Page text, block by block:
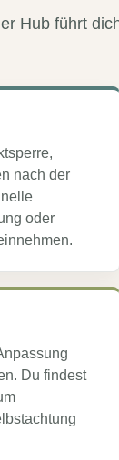
Hub führt
nach der
oder
Du findest